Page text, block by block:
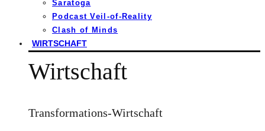
Saratoga
Podcast Veil-of-Reality
Clash of Minds
WIRTSCHAFT
Wirtschaft
Transformations-Wirtschaft